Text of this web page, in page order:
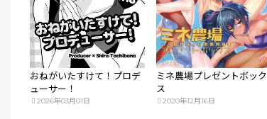
おねがいたすけて！プロデ
ューサー！
2026年03月01日
ミネ農場プレゼントボック
ス
2020年12月16日